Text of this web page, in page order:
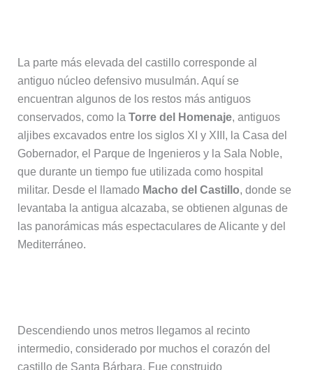
La parte más elevada del castillo corresponde al
antiguo núcleo defensivo musulmán. Aquí se
encuentran algunos de los restos más antiguos
conservados, como la Torre del Homenaje, antiguos
aljibes excavados entre los siglos XI y XIII, la Casa del
Gobernador, el Parque de Ingenieros y la Sala Noble,
que durante un tiempo fue utilizada como hospital
militar. Desde el llamado Macho del Castillo, donde se
levantaba la antigua alcazaba, se obtienen algunas de
las panorámicas más espectaculares de Alicante y del
Mediterráneo.
Descendiendo unos metros llegamos al recinto
intermedio, considerado por muchos el corazón del
castillo de Santa Bárbara. Fue construido